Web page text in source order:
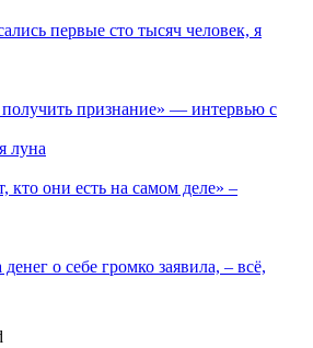
первые сто тысяч человек, я
признание» — интервью с
кто они есть на самом деле» –
о себе громко заявила, – всё,